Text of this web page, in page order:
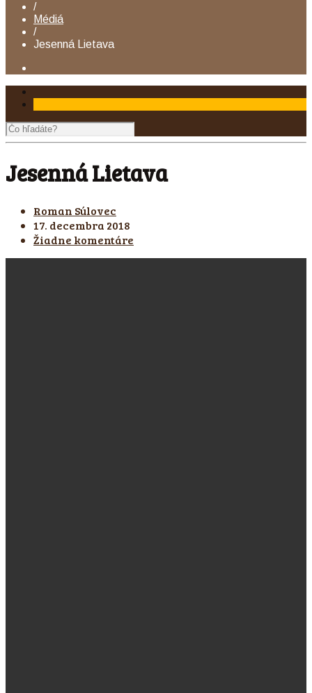
/
Médiá
/
Jesenná Lietava
Jesenná Lietava
Roman Súlovec
17. decembra 2018
Žiadne komentáre